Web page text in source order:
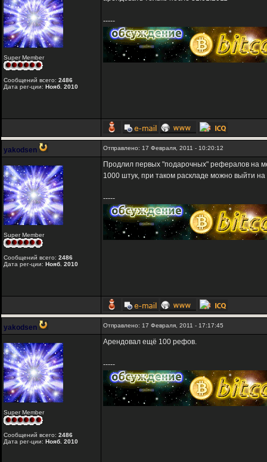
Super Member
Сообщений всего: 2486
Дата рег-ции: Нояб. 2010
-----
yakodsen Отправлено: 17 Февраля, 2011 - 10:20:12
Super Member
Сообщений всего: 2486
Дата рег-ции: Нояб. 2010
Продлил первых "подарочных" рефералов на
1000 штук, при таком раскладе можно выйти
-----
yakodsen Отправлено: 17 Февраля, 2011 - 17:17:45
Super Member
Сообщений всего: 2486
Дата рег-ции: Нояб. 2010
Арендовал ещё 100 рефов.
-----